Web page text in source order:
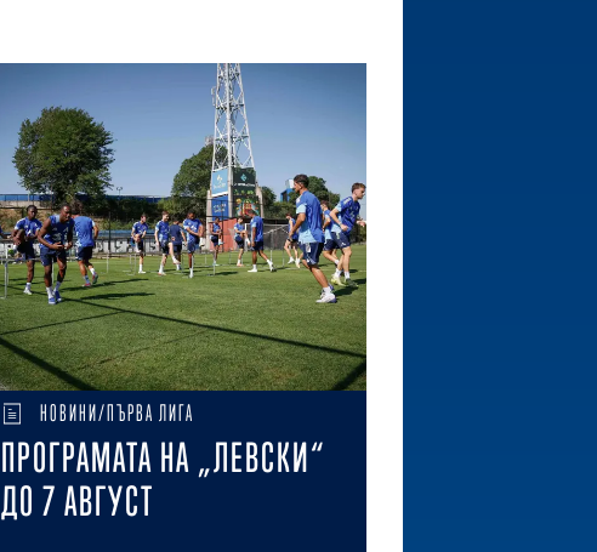
НОВИНИ/ПЪРВА ЛИГА
ПРОГРАМАТА НА „ЛЕВСКИ“
ДО 7 АВГУСТ